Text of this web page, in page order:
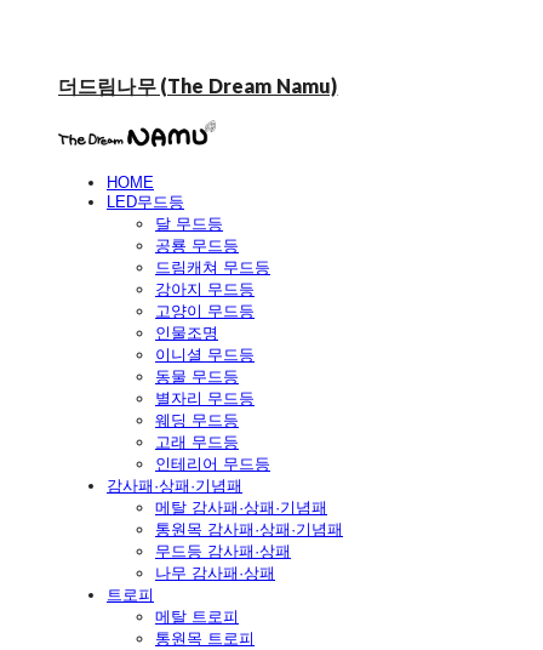
더드림나무 (The Dream Namu)
HOME
LED무드등
달 무드등
공룡 무드등
드림캐쳐 무드등
강아지 무드등
고양이 무드등
인물조명
이니셜 무드등
동물 무드등
별자리 무드등
웨딩 무드등
고래 무드등
인테리어 무드등
감사패·상패·기념패
메탈 감사패·상패·기념패
통원목 감사패·상패·기념패
무드등 감사패·상패
나무 감사패·상패
트로피
메탈 트로피
통원목 트로피